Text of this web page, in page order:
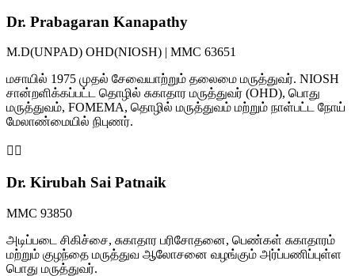
Dr. Prabagaran Kanapathy
M.D(UNPAD) OHD(NIOSH) | MMC 63651
மசாயில் 1975 முதல் சேவையாற்றும் தலைமை மருத்துவர். NIOSH
சான்றளிக்கப்பட்ட தொழில் சுகாதார மருத்துவர் (OHD), பொது
மருத்துவம், FOMEMA, தொழில் மருத்துவம் மற்றும் நாள்பட்ட நோய்
மேலாண்மையில் நிபுணர்.
👩‍⚕️
Dr. Kirubah Sai Patnaik
MMC 93850
அடிப்படை சிகிச்சை, சுகாதார பரிசோதனை, பெண்கள் சுகாதாரம்
மற்றும் குழந்தை மருத்துவ ஆலோசனை வழங்கும் அர்ப்பணிப்புள்ள
பொது மருத்துவர்.